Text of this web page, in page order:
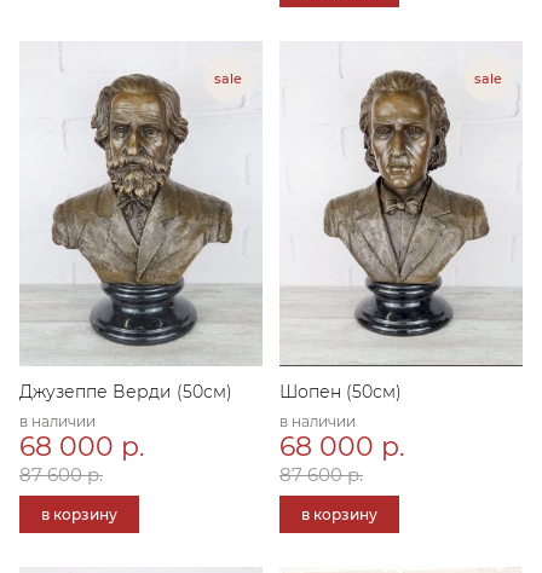
Джузеппе Верди (50см)
в наличии
68 000 р.
87 600 р.
в корзину
Шопен (50см)
в наличии
68 000 р.
87 600 р.
в корзину